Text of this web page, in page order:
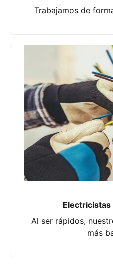
Trabajamos de
Al ser rápidos,
más